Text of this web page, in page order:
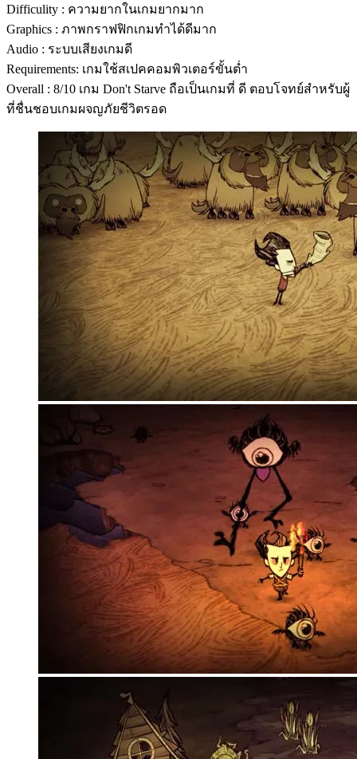
Difficulity : ความยากในเกมยากมาก
Graphics : ภาพกราฟฟิกเกมทำได้ดีมาก
Audio : ระบบเสียงเกมดี
Requirements: เกมใช้สเปคคอมพิวเตอร์ขั้นต่ำ
Overall : 8/10 เกม Don't Starve ถือเป็นเกมที่ ดี ตอบโจทย์สำหรับผู้
ที่ชื่นชอบเกมผจญภัยชีวิตรอด